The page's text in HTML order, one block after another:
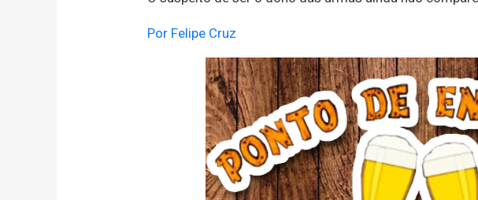
Por Felipe Cruz